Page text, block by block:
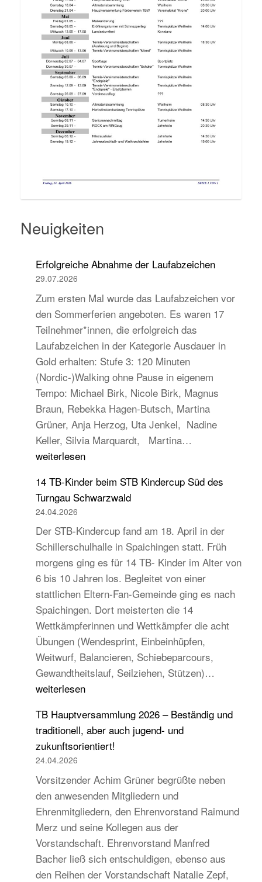
Neuigkeiten
Erfolgreiche Abnahme der Laufabzeichen
29.07.2026
Zum ersten Mal wurde das Laufabzeichen vor
den Sommerferien angeboten. Es waren 17
Teilnehmer*innen, die erfolgreich das
Laufabzeichen in der Kategorie Ausdauer in
Gold erhalten: Stufe 3: 120 Minuten
(Nordic-)Walking ohne Pause in eigenem
Tempo: Michael Birk, Nicole Birk, Magnus
Braun, Rebekka Hagen-Butsch, Martina
Grüner, Anja Herzog, Uta Jenkel, Nadine
Keller, Silvia Marquardt, Martina…
Laufabzeichen
weiterlesen
14 TB-Kinder beim STB Kindercup Süd des
Turngau Schwarzwald
24.04.2026
Der STB-Kindercup fand am 18. April in der
Schillerschulhalle in Spaichingen statt. Früh
morgens ging es für 14 TB- Kinder im Alter von
6 bis 10 Jahren los. Begleitet von einer
stattlichen Eltern-Fan-Gemeinde ging es nach
Spaichingen. Dort meisterten die 14
Wettkämpferinnen und Wettkämpfer die acht
Übungen (Wendesprint, Einbeinhüpfen,
Weitwurf, Balancieren, Schiebeparcours,
Gewandtheitslauf, Seilziehen, Stützen)…
beim
des
weiterlesen
TB Hauptversammlung 2026 – Beständig und
traditionell, aber auch jugend- und
zukunftsorientiert!
24.04.2026
Vorsitzender Achim Grüner begrüßte neben
den anwesenden Mitgliedern und
Ehrenmitgliedern, den Ehrenvorstand Raimund
Merz und seine Kollegen aus der
Vorstandschaft. Ehrenvorstand Manfred
Bacher ließ sich entschuldigen, ebenso aus
den Reihen der Vorstandschaft Natalie Zepf,